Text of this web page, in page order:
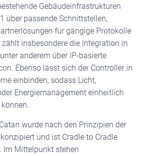
Gebäudeinfrastrukturen
über passende Schnittstellen,
für gängige Protokolle
zählt insbesondere die Integration in
anderem über IP-basierte
Ebenso lässt sich der Controller in
einbinden, sodass Licht,
Energiemanagement einheitlich
wurde nach den Prinzipien der
und ist Cradle to Cradle
Im Mittelpunkt stehen